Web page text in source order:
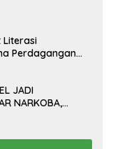
Literasi
Perdagangan
JADI
NARKOBA,